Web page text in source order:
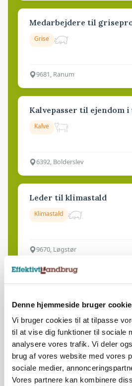
Denne hjemmeside bruger
Vi bruger cookies til at tilpasse
til at vise dig funktioner til sociale
analysere vores trafik. Vi deler
brug af vores website med vores
sociale medier,
Vores partnere kan kombinere
Medarbejdere til
Grise
9681, Ranum
Kalvepasser til ejendom
Kalve
6392, Bolderslev
Leder til klimastald
Klimastald
9670, Løgstør